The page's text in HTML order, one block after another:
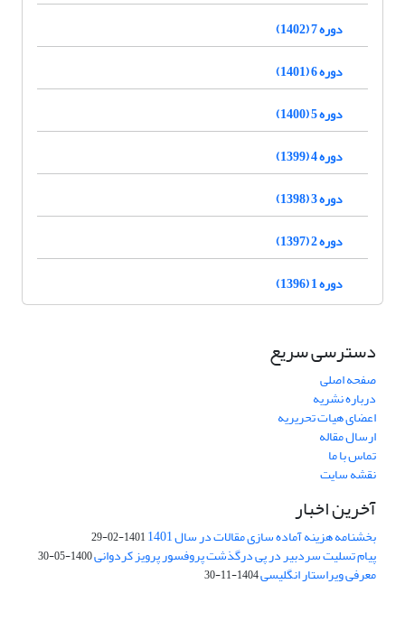
دوره 7 (1402)
دوره 6 (1401)
دوره 5 (1400)
دوره 4 (1399)
دوره 3 (1398)
دوره 2 (1397)
دوره 1 (1396)
دسترسی سریع
صفحه اصلی
درباره نشریه
اعضای هیات تحریریه
ارسال مقاله
تماس با ما
نقشه سایت
آخرین اخبار
بخشنامه هزینه آماده سازی مقالات در سال 1401 1401-02-29
پیام تسلیت سردبیر در پی درگذشت پروفسور پرویز کردوانی1400-05-30
معرفی ویراستار انگلیسی1404-11-30